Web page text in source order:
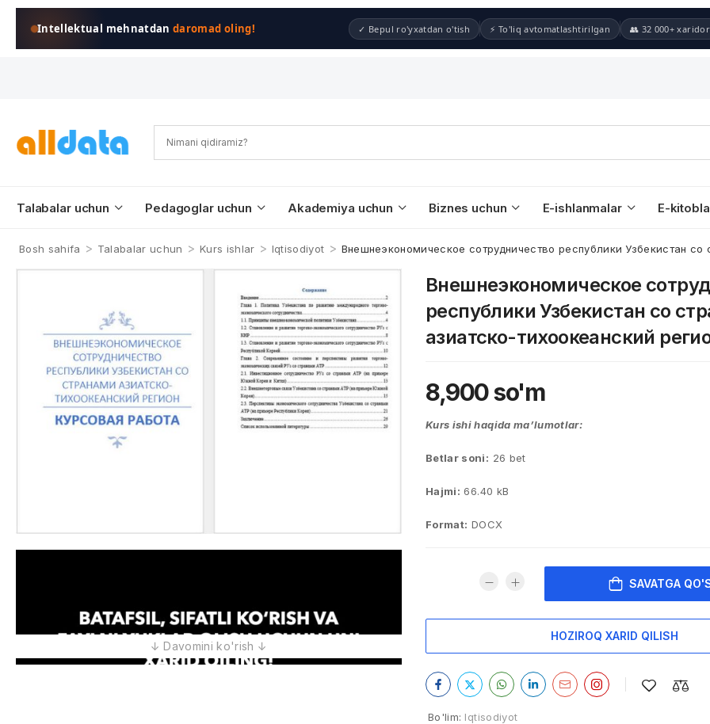
Intellektual mehnatdandaromad oling! ✓ Bepul ro'yxatdan o'tish ⚡ To'liq avtomatlashtirilgan 👥 32 000+ xaridor
Talabalar uchun Pedagoglar uchun Akademiya uchun Biznes uchun E-ishlanmalar E-
Bosh sahifa > Talabalar uchun > Kurs ishlar > Iqtisodiyot > Внешнеэкономическое сотрудничество республики Узбекистан
Внешнеэкономическое
республики Узбекистан со
азиатско-тихоокеанский
8,900so'm
Kurs ishi haqida ma’lumotlar:
Betlar soni: 26 bet
Hajmi: 66.40 kB
Format: DOCX
SAVATGA
HOZIROQ XARID QILISH
Bo'lim: Iqtisodiyot